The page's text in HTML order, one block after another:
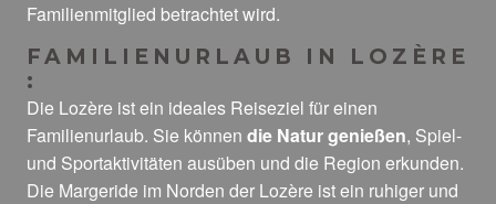
Familienmitglied betrachtet wird.
FAMILIENURLAUB IN LOZÈRE
:
Die Lozère ist ein ideales Reiseziel für einen
Familienurlaub. Sie können die Natur genießen, Spiel-
und Sportaktivitäten ausüben und die Region erkunden.
Die Margeride im Norden der Lozère ist ein ruhiger und